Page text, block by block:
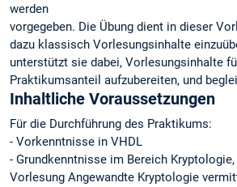
werden
vorgegeben. Die Übung dient in dieser
dazu klassisch Vorlesungsinhalte
unterstützt sie dabei, Vorlesungsinhalte
Praktikumsanteil aufzubereiten, und
Inhaltliche Voraussetzungen
Für die Durchführung des Praktikums:
- Vorkenntnisse in VHDL
- Grundkenntnisse im Bereich
Vorlesung Angewandte Kryptologie